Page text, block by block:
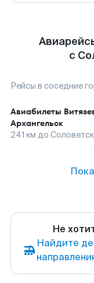
с
Рейсы в соседние
Авиабилеты
Архангельск
241 км до
Не
Найдите